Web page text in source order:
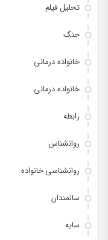
تحلیل فیلم
جنگ
خانواده درمانی
خانواده درمانی
رابطه
روانشناس
روانشناسی خانواده
سالمندان
سایه